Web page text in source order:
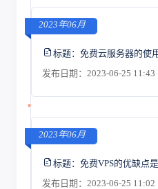
2023年06月
标题： 免费云服务器的使
发布日期：2023-06-25 11:43
2023年06月
标题： 免费VPS的优缺点是
发布日期：2023-06-25 11:02